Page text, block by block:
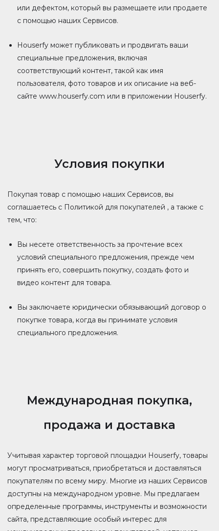
или дефектом, который вы размещаете или продаете
с помощью наших Сервисов.
Houserfy может публиковать и продвигать ваши
специальные предложения, включая
соответствующий контент, такой как имя
пользователя, фото товаров и их описание на веб-
сайте www.houserfy.com или в приложении Houserfy.
Условия покупки
Покупая товар с помощью наших Сервисов, вы
соглашаетесь с Политикой для покупателей , а также с
тем, что:
Вы несете ответственность за прочтение всех
условий специального предложения, прежде чем
принять его, совершить покупку, создать фото и
видео контент для товара.
Вы заключаете юридически обязывающий договор о
покупке товара, когда вы принимате условия
специального предложения.
Международная покупка,
продажа и доставка
Учитывая характер торговой площадки Houserfy, товары
могут просматриваться, приобретаться и доставляться
покупателям по всему миру. Многие из наших Сервисов
доступны на международном уровне. Мы предлагаем
определенные программы, инструменты и возможности
сайта, представляющие особый интерес для